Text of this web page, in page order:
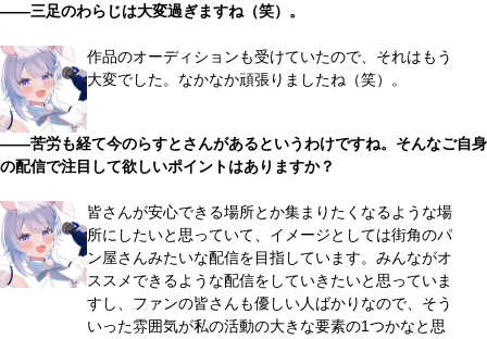
――三足のわらじは大変過ぎますね（笑）。
作品のオーディションも受けていたので、それはもう
大変でした。なかなか頑張りましたね（笑）。
――苦労も経て今のらすとさんがあるというわけですね。そんなご自身
の配信で注目して欲しいポイントはありますか？
皆さんが安心できる場所とか集まりたくなるような場
所にしたいと思っていて、イメージとしては街角のパ
ン屋さんみたいな配信を目指しています。みんながオ
ススメできるような配信をしていきたいと思っていま
すし、ファンの皆さんも優しい人ばかりなので、そう
いった雰囲気が私の活動の大きな要素の1つかなと思